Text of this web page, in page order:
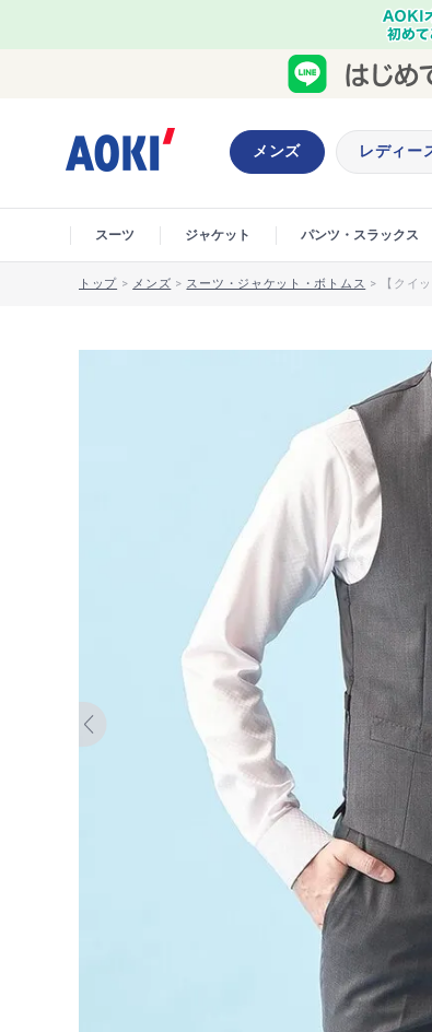
メンズ レディー
スーツ ジャケット パンツ・スラックス
トップ > メンズ > スーツ・ジャケット・ボトムス > 【クイ